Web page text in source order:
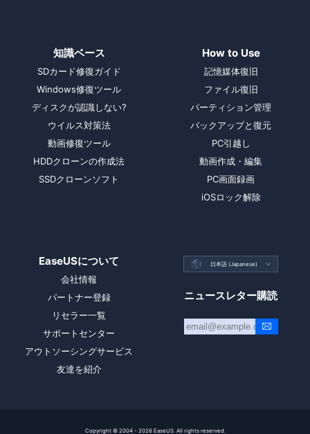
知識ベース
SDカード修復ガイド
Windows修復ツール
ディスクが認識しない?
ウイルス対策法
動画修復ツール
HDDクローンの作成法
SSDクローンソフト
How to Use
記憶媒体復旧
ファイル復旧
パーティション管理
バックアップと復元
PC引越し
動画作成・編集
PC画面録画
iOSロック解除
EaseUSについて
会社情報
パートナー登録
リセラー一覧
サポートセンター
アウトソーシングサービス
友達を紹介
 日本語 (Japanese) 
ニュースレター購読
Copyright © 2004 - 2026EaseUS. All rights reserved.